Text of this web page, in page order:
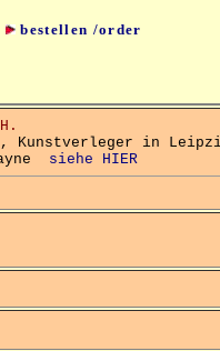
bestellen /order
Kunstverleger in
siehe HIER